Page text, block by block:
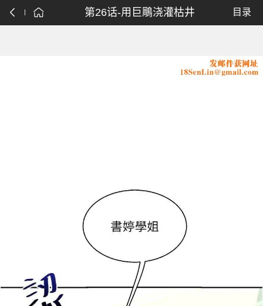
第26话-用巨鵰浇灌枯井 目录